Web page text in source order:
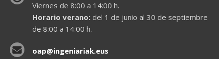
Viernes de 8:00 a 14:00 h.
Horario verano:del 1 de junio al 30 de septiembre
de 8:00 a 14:00 h.
oap@ingeniariak.eus